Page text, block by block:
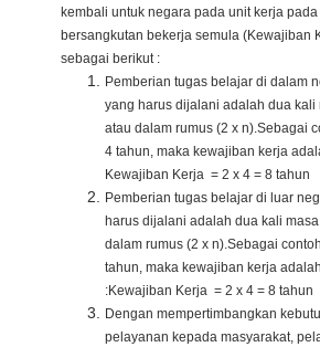
kembali untuk negara pada unit kerja
bersangkutan bekerja semula (Kewajiban
sebagai berikut :
Pemberian tugas belajar di dalam
yang harus dijalani adalah dua kali
atau dalam rumus (2 x n).Sebagai
4 tahun, maka kewajiban kerja
Kewajiban Kerja = 2 x 4 = 8 tahun
Pemberian tugas belajar di luar
harus dijalani adalah dua kali
dalam rumus (2 x n).Sebagai
tahun, maka kewajiban kerja
:Kewajiban Kerja = 2 x 4 = 8 tahun
Dengan mempertimbangkan
pelayanan kepada masyarakat,